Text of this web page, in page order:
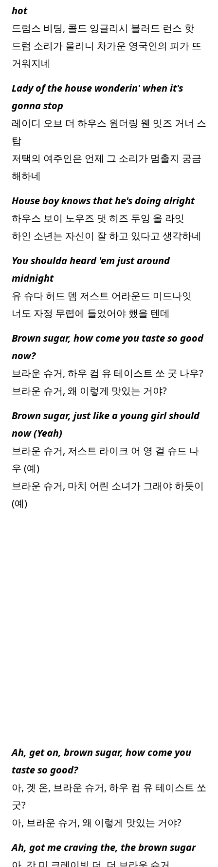
hot
드럼스 비팅, 콜드 잉글리시 블러드 런스 핫
드럼 소리가 울리니 차가운 영국인의 피가 뜨
거워지네
Lady of the house wonderin' when it's
gonna stop
레이디 오브 더 하우스 원더링 웬 잇즈 거너 스
탑
저택의 여주인은 언제 그 소리가 멈출지 궁금
해하네
House boy knows that he's doing alright
하우스 보이 노우즈 댓 히즈 두잉 올 라잇
하인 소년는 자신이 잘 하고 있다고 생각하네
You shoulda heard 'em just around
midnight
유 슈다 허드 뎀 저스트 어라운드 미드나잇
너도 자정 무렵에 들었어야 했을 텐데
Brown sugar, how come you taste so good
now?
브라운 슈거, 하우 컴 유 테이스트 쏘 굿 나우?
브라운 슈거, 왜 이렇게 맛있는 거야?
Brown sugar, just like a young girl should
now (Yeah)
브라운 슈거, 저스트 라이크 어 영 걸 슈드 나
우 (예)
브라운 슈거, 마치 어린 소녀가 그래야 하듯이
(예)
Ah, get on, brown sugar, how come you
taste so good?
아, 겟 온, 브라운 슈거, 하우 컴 유 테이스트 쏘
굿?
아, 브라운 슈거, 왜 이렇게 맛있는 거야?
Ah, got me craving the, the brown sugar